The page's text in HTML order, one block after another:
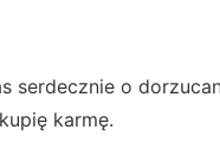
serdecznie o
karmę.